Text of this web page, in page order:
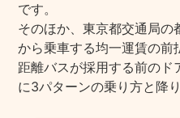
です。
そのほか、東京都交通局の
から乗車する均一運賃の前
距離バスが採用する前のド
に3パターンの乗り方と降